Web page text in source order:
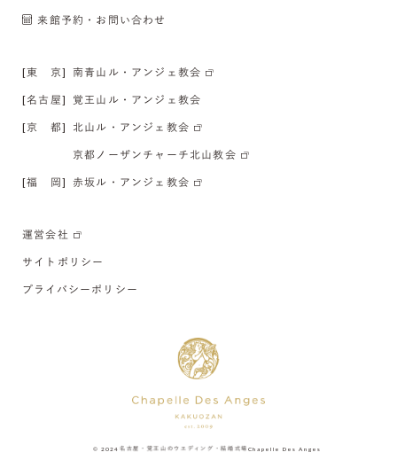
来館予約・お問い合わせ
[東 京] 南青山ル・アンジェ教会
[名古屋] 覚王山ル・アンジェ教会
[京 都] 北山ル・アンジェ教会
京都ノーザンチャーチ北山教会
[福 岡] 赤坂ル・アンジェ教会
運営会社
サイトポリシー
プライバシーポリシー
© 2024 名古屋・覚王山のウエディング・結婚式場 Chapelle Des Anges